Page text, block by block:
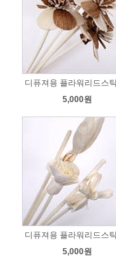
디퓨져용 플라워리드스
5,000원
디퓨져용 플라워리드스
5,000원